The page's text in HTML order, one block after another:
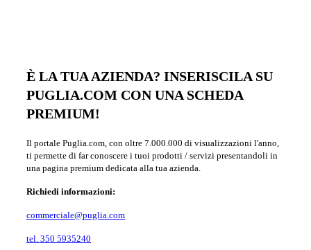
È LA TUA AZIENDA? INSERISCILA SU
PUGLIA.COM CON UNA SCHEDA
PREMIUM!
Il portale Puglia.com, con oltre 7.000.000 di visualizzazioni l'anno,
ti permette di far conoscere i tuoi prodotti / servizi presentandoli in
una pagina premium dedicata alla tua azienda.
Richiedi informazioni:
commerciale@puglia.com
tel. 350 5935240